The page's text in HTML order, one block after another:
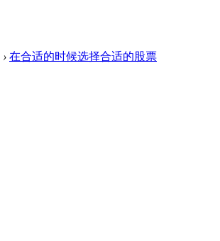
› 在合适的时候选择合适的股票